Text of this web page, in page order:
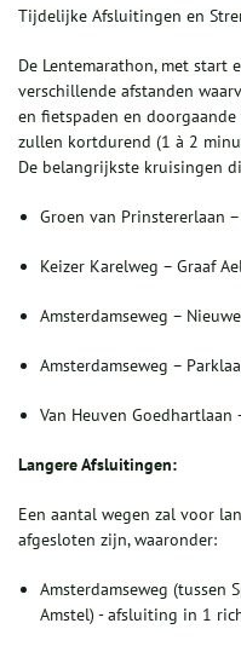
Tijdelijke Afsluitingen en
De Lentemarathon, met start
verschillende afstanden
en fietspaden en
zullen kortdurend (1 à 2
De belangrijkste kruisingen
Groen van Prinstererlaan
Keizer Karelweg – Graaf
Amsterdamseweg –
Amsterdamseweg –
Van Heuven Goedhartlaan
Langere Afsluitingen:
Een aantal wegen zal voor
afgesloten zijn, waaronder:
Amsterdamseweg (tussen
Amstel) - afsluiting in 1